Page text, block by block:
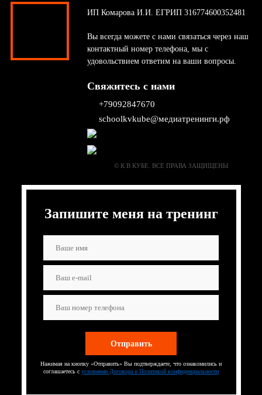
ИП Комарова И.И. ЕГРИП 316774600352481
Вы всегда можете с нами связаться через наш
контактный номер телефона, мы с
удовольствием ответим на ваши вопросы.
Свяжитесь с нами
+79092847670
schoolkvkube@медиатренинги.рф
© К В КУБЕ. ВСЕ ПРАВА ЗАЩИЩЕНЫ
Запишите меня на тренинг
Нажимая на кнопку «Отправить» Вы подтверждаете, что ознакомились и
соглашаетесь с условиями Договора и Политикой конфиденциальности